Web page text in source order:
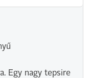
Egy nagy tepsire